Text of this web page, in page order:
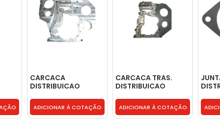
B
CARCACA
DISTRIBUICAO
CUMMINS ISBE 6 CIL.
- BH0X6W059AA
ADICIONAR À COTAÇÃO
CARCACA TRAS.
DISTRIBUICAO
ISB ** ATE 2006 ** -
2R0109211
ADICIONAR À COTAÇÃO